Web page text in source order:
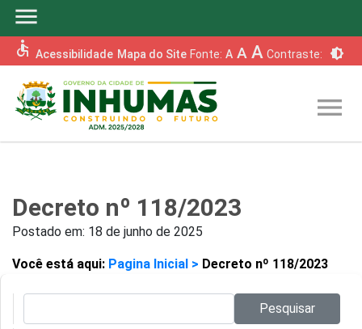
menu
accessible Acessibilidade Mapa do Site Fonte: A A A Contraste: brightness_6
menu
Decreto nº 118/2023
Postado em: 18 de junho de 2025
Você está aqui: Pagina Inicial > Decreto nº 118/2023
Pesquisar